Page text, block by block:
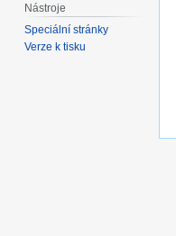
Nástroje
Speciální stránky
Verze k tisku